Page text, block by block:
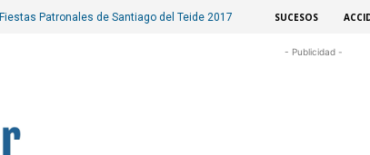
Patronales de Santiago del Teide 2017 SUCESOS
- Publicidad -